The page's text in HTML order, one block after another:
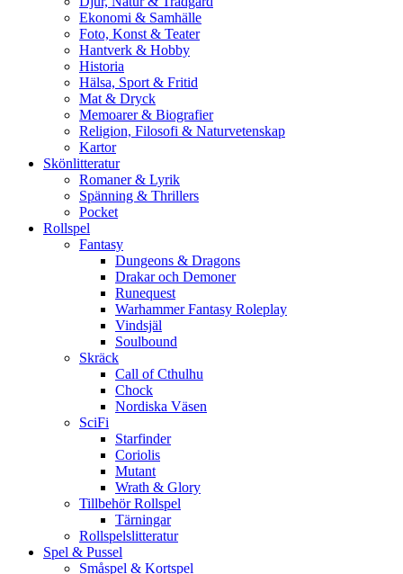
Ekonomi & Samhälle
Foto, Konst & Teater
Hantverk & Hobby
Historia
Hälsa, Sport & Fritid
Mat & Dryck
Memoarer & Biografier
Religion, Filosofi & Naturvetenskap
Kartor
Skönlitteratur
Romaner & Lyrik
Spänning & Thrillers
Pocket
Rollspel
Fantasy
Dungeons & Dragons
Drakar och Demoner
Runequest
Warhammer Fantasy Roleplay
Vindsjäl
Soulbound
Skräck
Call of Cthulhu
Chock
Nordiska Väsen
SciFi
Starfinder
Coriolis
Mutant
Wrath & Glory
Tillbehör Rollspel
Tärningar
Rollspelslitteratur
Spel & Pussel
Småspel & Kortspel